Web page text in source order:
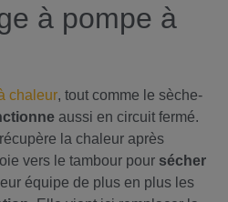
à pompe à
chaleur, tout comme le sèche-
aussi en circuit fermé.
récupère la chaleur après
vers le tambour pour sécher
équipe de plus en plus les